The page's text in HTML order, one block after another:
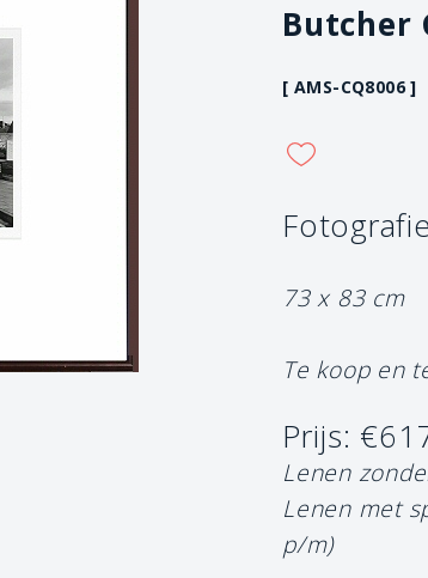
Butcher
[ AMS-CQ8006 ]
Fotografie
73 x 83 cm
Te koop en
Prijs:
Lenen
Lenen met
p/m)